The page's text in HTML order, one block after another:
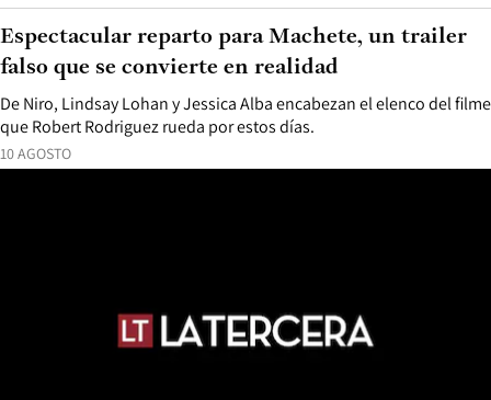
10 AGOSTO
De Niro, Lindsay Lohan y Jessica Alba encabezan el elenco del filme
que Robert Rodriguez rueda por estos días.
Espectacular reparto para Machete, un trailer
falso que se convierte en realidad